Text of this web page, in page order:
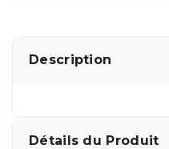
Description
Détails du Produit